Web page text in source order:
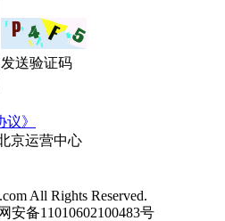
发送验证码
议》
All Rights Reserved.
备11010602100483号